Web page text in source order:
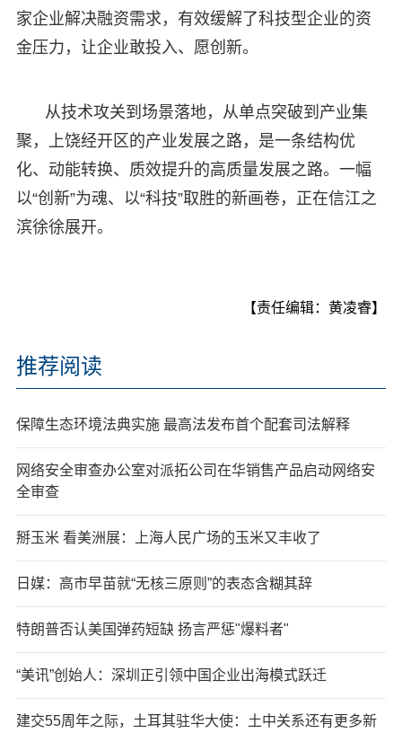
家企业解决融资需求，有效缓解了科技型企业的资
金压力，让企业敢投入、愿创新。
从技术攻关到场景落地，从单点突破到产业集
聚，上饶经开区的产业发展之路，是一条结构优
化、动能转换、质效提升的高质量发展之路。一幅
以“创新”为魂、以“科技”取胜的新画卷，正在信江之
滨徐徐展开。
【责任编辑：黄凌睿】
推荐阅读
保障生态环境法典实施 最高法发布首个配套司法解释
网络安全审查办公室对派拓公司在华销售产品启动网络安
全审查
掰玉米 看美洲展：上海人民广场的玉米又丰收了
日媒：高市早苗就“无核三原则”的表态含糊其辞
特朗普否认美国弹药短缺 扬言严惩"爆料者"
“美讯”创始人：深圳正引领中国企业出海模式跃迁
建交55周年之际，土耳其驻华大使：土中关系还有更多新